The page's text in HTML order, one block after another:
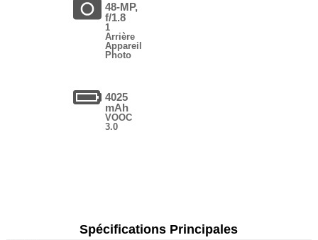
48-MP,
f/1.8
1
Arrière
Appareil
Photo
4025
mAh
VOOC
3.0
Spécifications Principales